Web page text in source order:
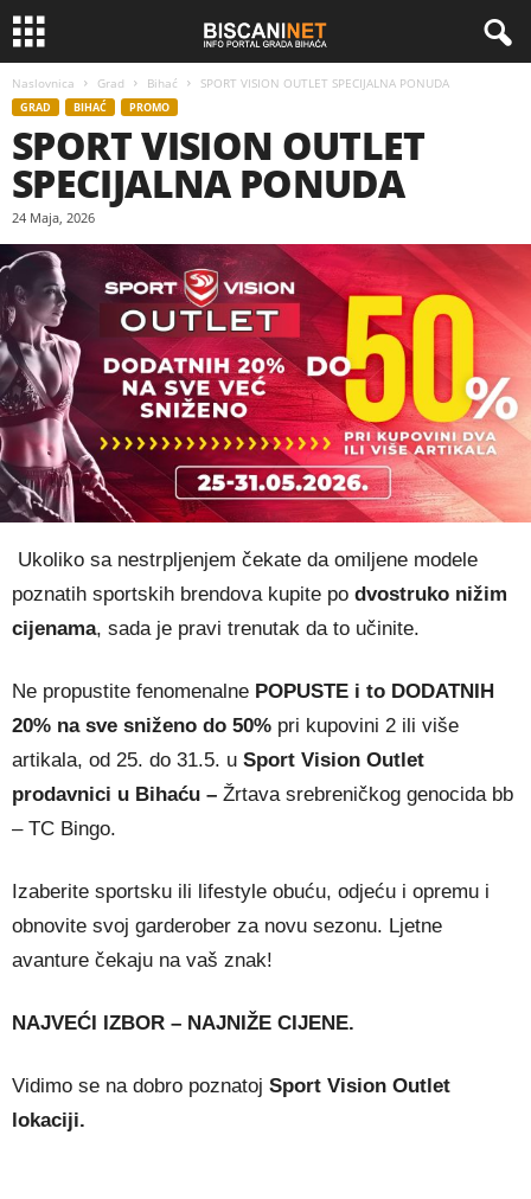
Naslovnica Grad Bihać SPORT VISION OUTLET SPECIJALNA PONUDA
GRAD BIHAĆ PROMO
SPORT VISION OUTLET
SPECIJALNA PONUDA
24 Maja, 2026
Ukoliko sa nestrpljenjem čekate da omiljene modele
poznatih sportskih brendova kupite po dvostruko nižim
cijenama, sada je pravi trenutak da to učinite.
Ne propustite fenomenalne POPUSTE i to DODATNIH
20% na sve sniženo do 50% pri kupovini 2 ili više
artikala, od 25. do 31.5. u Sport Vision Outlet
prodavnici u Bihaću – Žrtava srebreničkog genocida bb
– TC Bingo.
Izaberite sportsku ili lifestyle obuću, odjeću i opremu i
obnovite svoj garderober za novu sezonu. Ljetne
avanture čekaju na vaš znak!
NAJVEĆI IZBOR – NAJNIŽE CIJENE.
Vidimo se na dobro poznatoj Sport Vision Outlet
lokaciji.